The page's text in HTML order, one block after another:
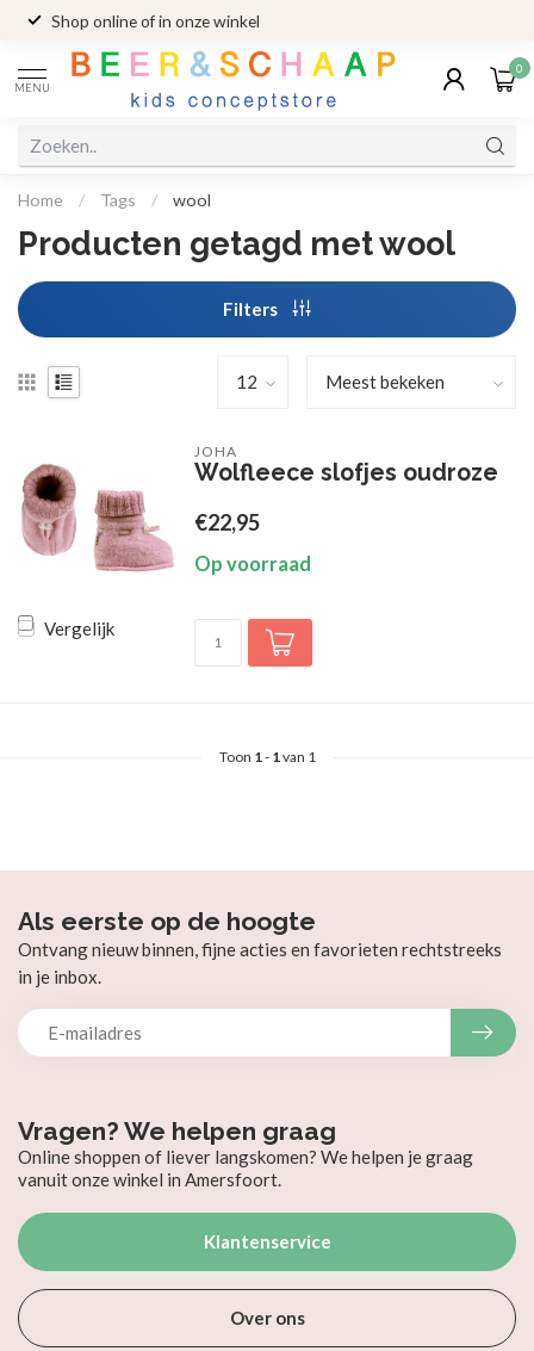
Shop online of in onze winkel
MENU
0
Home / Tags / wool
Producten getagd met wool
Filters
Vergelijk
JOHA
Wolfleece slofjes oudroze
€22,95
Op voorraad
Toon 1- 1van 1
Vragen? We helpen graag
Online shoppen of liever langskomen? We helpen je graag
vanuit onze winkel in Amersfoort.
Klantenservice
Over ons
Als eerste op de hoogte
Ontvang nieuw binnen, fijne acties en favorieten rechtstreeks
in je inbox.